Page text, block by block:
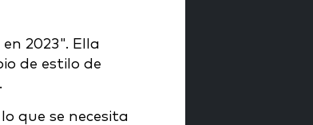
2023". Ella
de estilo de
que se necesita